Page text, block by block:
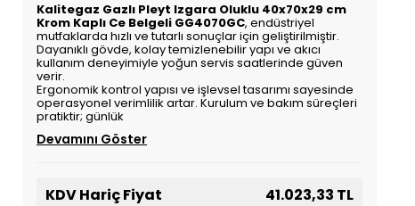
Kalitegaz Gazlı Pleyt Izgara Oluklu 40x70x29 cm
Krom Kaplı Ce Belgeli GG4070GC, endüstriyel
mutfaklarda hızlı ve tutarlı sonuçlar için geliştirilmiştir.
Dayanıklı gövde, kolay temizlenebilir yapı ve akıcı
kullanım deneyimiyle yoğun servis saatlerinde güven
verir.
Ergonomik kontrol yapısı ve işlevsel tasarımı sayesinde
operasyonel verimlilik artar. Kurulum ve bakım süreçleri
pratiktir; günlük
Devamını Göster
KDV Hariç Fiyat
41.023,33 TL